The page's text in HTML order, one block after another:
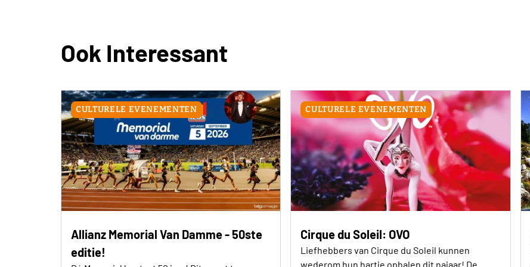
Ook Interessant
CULTURELE EVENEMENTEN
Allianz Memorial Van Damme - 50ste
editie!
CULTURELE EVENEMENTEN
Cirque du Soleil: OVO
Liefhebbers van Cirque du Soleil kunnen
wederom hun hartje ophalen dit najaar! De